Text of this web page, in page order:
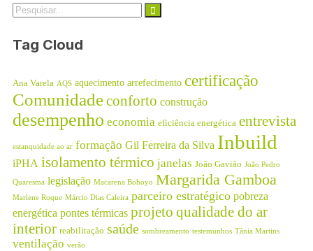
Tag Cloud
Ana Varela AQS aquecimento arrefecimento certificação
Comunidadeconforto construção
desempenho economia eficiência energética entrevista
estanquidade ao ar formação Gil Ferreira da Silva Inbuild
iPHA isolamento térmico janelas João Gavião João Pedro
Quaresma legislação Macarena Bohoyo Margarida Gamboa
Marlene Roque Márcio Dias Caleira parceiro estratégico pobreza
energética pontes térmicas projeto qualidade do ar
interior reabilitação saúde sombreamento testemunhos Tânia Martins
ventilação verão